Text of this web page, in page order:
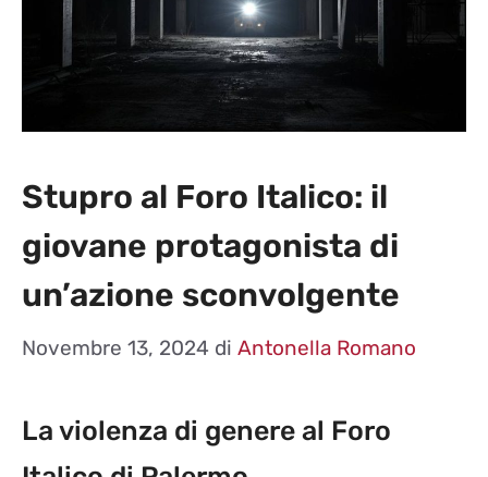
Stupro al Foro Italico: il
giovane protagonista di
un’azione sconvolgente
Novembre 13, 2024 di Antonella Romano
La violenza di genere al Foro